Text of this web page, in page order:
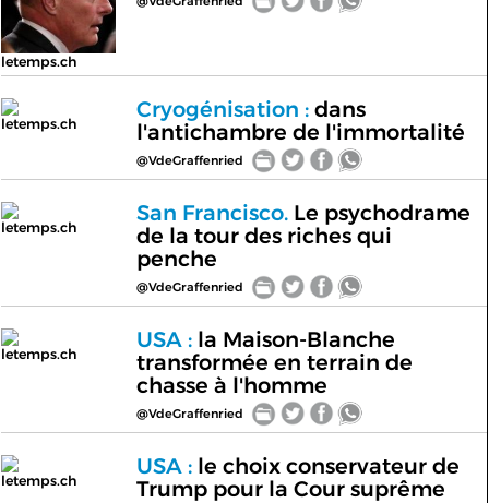
letemps.ch
letemps.ch
Cryogénisation :dans
l'antichambre de l'immortalité
@VdeGraffenried
letemps.ch
San Francisco.Le psychodrame
de la tour des riches qui
penche
@VdeGraffenried
letemps.ch
USA :la Maison-Blanche
transformée en terrain de
chasse à l'homme
@VdeGraffenried
letemps.ch
USA :le choix conservateur de
Trump pour la Cour suprême